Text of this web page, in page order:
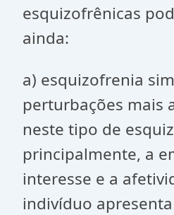
esquizofrênicas
ainda:
a) esquizofrenia
perturbações mais
neste tipo de
principalmente, a
interesse e a
indivíduo